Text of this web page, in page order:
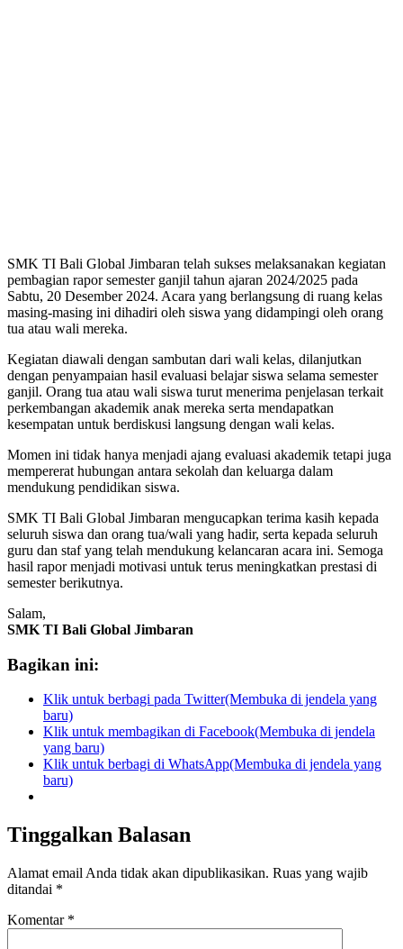
SMK TI Bali Global Jimbaran telah sukses melaksanakan kegiatan
pembagian rapor semester ganjil tahun ajaran 2024/2025 pada
Sabtu, 20 Desember 2024. Acara yang berlangsung di ruang kelas
masing-masing ini dihadiri oleh siswa yang didampingi oleh orang
tua atau wali mereka.
Kegiatan diawali dengan sambutan dari wali kelas, dilanjutkan
dengan penyampaian hasil evaluasi belajar siswa selama semester
ganjil. Orang tua atau wali siswa turut menerima penjelasan terkait
perkembangan akademik anak mereka serta mendapatkan
kesempatan untuk berdiskusi langsung dengan wali kelas.
Momen ini tidak hanya menjadi ajang evaluasi akademik tetapi juga
mempererat hubungan antara sekolah dan keluarga dalam
mendukung pendidikan siswa.
SMK TI Bali Global Jimbaran mengucapkan terima kasih kepada
seluruh siswa dan orang tua/wali yang hadir, serta kepada seluruh
guru dan staf yang telah mendukung kelancaran acara ini. Semoga
hasil rapor menjadi motivasi untuk terus meningkatkan prestasi di
semester berikutnya.
Salam,
SMK TI Bali Global Jimbaran
Bagikan ini:
Klik untuk berbagi pada Twitter(Membuka di jendela yang
baru)
Klik untuk membagikan di Facebook(Membuka di jendela
yang baru)
Klik untuk berbagi di WhatsApp(Membuka di jendela yang
baru)
Tinggalkan Balasan
Alamat email Anda tidak akan dipublikasikan. Ruas yang wajib
ditandai *
Komentar *